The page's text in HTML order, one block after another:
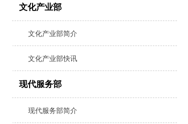
文化产业部
文化产业部简介
文化产业部快讯
现代服务部
现代服务部简介